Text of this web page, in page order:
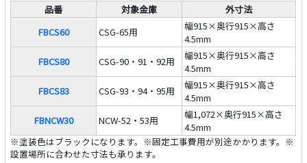
品番 対象金庫
外寸法
FBCS60
CSG-65用
幅915×奥行915×高さ
4.5mm
FBCS80
CSG-90・91・92用
幅915×奥行915×高さ
4.5mm
FBCS83
CSG-93・94・95用
幅915×奥行915×高さ
4.5mm
FBNCW30
NCW-52・53用
幅1,072×奥行915×高さ
4.5mm
※塗装色はブラックになります。※固定工事費用が別途かかります。※
設置場所に合わせた寸法も承ります。